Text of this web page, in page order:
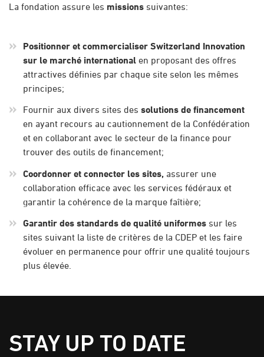
La fondation assure les missions suivantes:
Positionner et commercialiser Switzerland Innovation
sur le marché international en proposant des offres
attractives définies par chaque site selon les mêmes
principes;
Fournir aux divers sites des solutions de financement
en ayant recours au cautionnement de la Confédération
et en collaborant avec le secteur de la finance pour
trouver des outils de financement;
Coordonner et connecter les sites, assurer une
collaboration efficace avec les services fédéraux et
garantir la cohérence de la marque faîtière;
Garantir des standards de qualité uniformes sur les
sites suivant la liste de critères de la CDEP et les faire
évoluer en permanence pour offrir une qualité toujours
plus élevée.
STAY UP TO DATE